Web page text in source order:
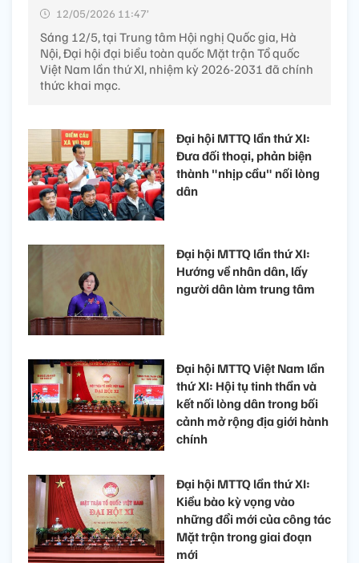
12/05/2026 11:47’
Sáng 12/5, tại Trung tâm Hội nghị Quốc gia, Hà
Nội, Đại hội đại biểu toàn quốc Mặt trận Tổ quốc
Việt Nam lần thứ XI, nhiệm kỳ 2026-2031 đã chính
thức khai mạc.
Đại hội MTTQ lần thứ XI:
Đưa đối thoại, phản biện
thành "nhịp cầu" nối lòng
dân
Đại hội MTTQ lần thứ XI:
Hướng về nhân dân, lấy
người dân làm trung tâm
Đại hội MTTQ Việt Nam lần
thứ XI: Hội tụ tinh thần và
kết nối lòng dân trong bối
cảnh mở rộng địa giới hành
chính
Đại hội MTTQ lần thứ XI:
Kiều bào kỳ vọng vào
những đổi mới của công tác
Mặt trận trong giai đoạn
mới